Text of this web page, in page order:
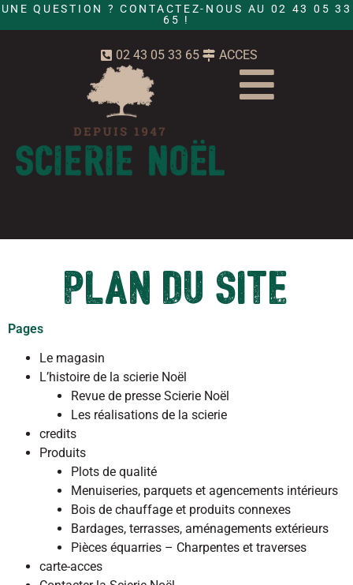
UNE QUESTION ? CONTACTEZ-NOUS AU 02 43 05 33
65 !
02 43 05 33 65 ACCES
Plan du site
Pages
Le magasin
L’histoire de la scierie Noël
Revue de presse Scierie Noël
Les réalisations de la scierie
credits
Produits
Plots de qualité
Menuiseries, parquets et agencements intérieurs
Bois de chauffage et produits connexes
Bardages, terrasses, aménagements extérieurs
Pièces équarries – Charpentes et traverses
carte-acces